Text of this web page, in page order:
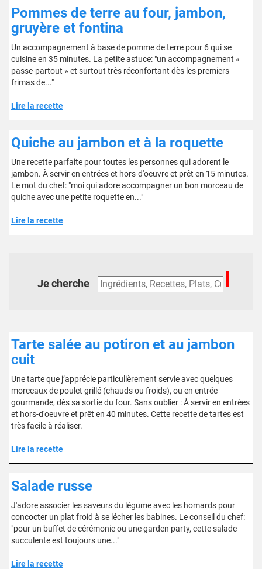
Pommes de terre au four, jambon,
gruyère et fontina
Un accompagnement à base de pomme de terre pour 6 qui se
cuisine en 35 minutes. La petite astuce: "un accompagnement «
passe-partout » et surtout très réconfortant dès les premiers
frimas de..."
Lire la recette
Quiche au jambon et à la roquette
Une recette parfaite pour toutes les personnes qui adorent le
jambon. À servir en entrées et hors-d'oeuvre et prêt en 15 minutes.
Le mot du chef: "moi qui adore accompagner un bon morceau de
quiche avec une petite roquette en..."
Lire la recette
Je cherche
Tarte salée au potiron et au jambon
cuit
Une tarte que j’apprécie particulièrement servie avec quelques
morceaux de poulet grillé (chauds ou froids), ou en entrée
gourmande, dès sa sortie du four. Sans oublier : À servir en entrées
et hors-d'oeuvre et prêt en 40 minutes. Cette recette de tartes est
très facile à réaliser.
Lire la recette
Salade russe
J'adore associer les saveurs du légume avec les homards pour
concocter un plat froid à se lécher les babines. Le conseil du chef:
"pour un buffet de cérémonie ou une garden party, cette salade
succulente est toujours une..."
Lire la recette